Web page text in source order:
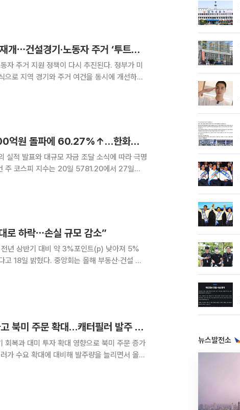
국토부, 지방 미분양 5000가구 매입 재개⋯건설경기·노동자 주거 ‘투트랙’ 지원
자 주거 지원 정책이 다시 추진된다. 정부가 미
로 지역 경기와 주거 여건을 동시에 개선하겠
3차 매
[베스트&워스트] 부광약품, 매출 2000억원 돌파에 60.27%↑…한화솔루션, 유상증자 쇼크에 31%↓
적 발표와 대규모 자금 조달 소식에 따라 극명
로 하락⋯손실 규모 감소”
년 상반기 대비 약 3%포인트(p) 낮아져 5%
는 올해 부동산·건설 경
를 중심으로
진성티이씨, 美 리쇼어링 건설 수요 타고 북미 주문 확대…캐터필러 발주 증가
회복과 대미 투자 확대 영향으로 북미 주문 증가
가 수요 확대에 대비해 발주량을 늘리면서 올해
수요 증가로 이
뉴스발전소